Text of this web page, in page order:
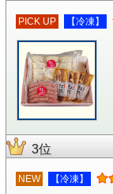
PICK UP 【冷凍】
3位
NEW 【冷凍】